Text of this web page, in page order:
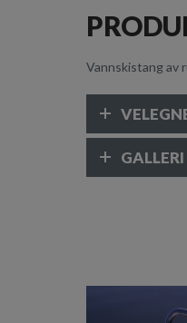
Vannskistang av
GALLERI